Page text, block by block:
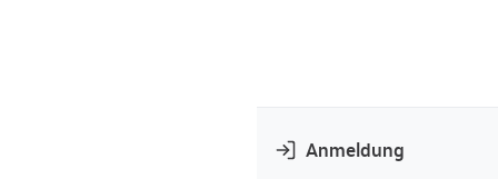
Anmeldung